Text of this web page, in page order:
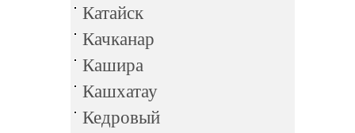
Катайск
Качканар
Кашира
Кашхатау
Кедровый